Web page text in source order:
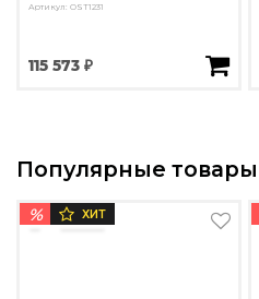
Артикул: OST1231
115 573 ₽
Популярные товары
% ХИТ